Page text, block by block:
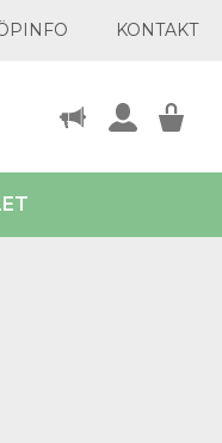
KONTAKT